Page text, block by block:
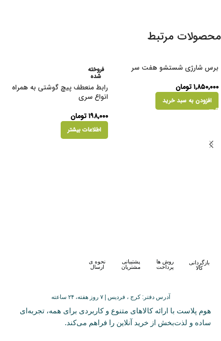
محصولات مرتبط
برس شارژی شستشو هفت سر
۱,۸۵۰,۰۰۰تومان
افزودن به سبد خرید
فروخته
شده
رابط منعطف پیچ گوشتی به همراه
انواع سری
۱۹۸,۰۰۰تومان
اطلاعات بیشتر
بازگردانی
کالا
روش ها
پرداخت
پشتیبانی
مشتریان
نحوه ی
ارسال
آدرس دفتر: کرج ، فردیس | ۷ روز هفته، ۲۴ ساعته
هوم پلاست با ارائه کالاهای متنوع و کاربردی برای همه، تجربه‌ای
ساده و لذت‌بخش از خرید آنلاین را فراهم می‌کند.